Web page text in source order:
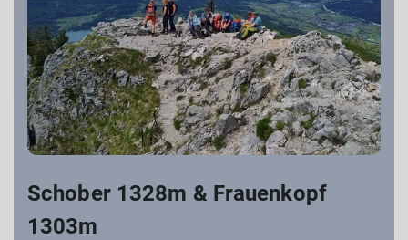
Schober 1328m & Frauenkopf
1303m